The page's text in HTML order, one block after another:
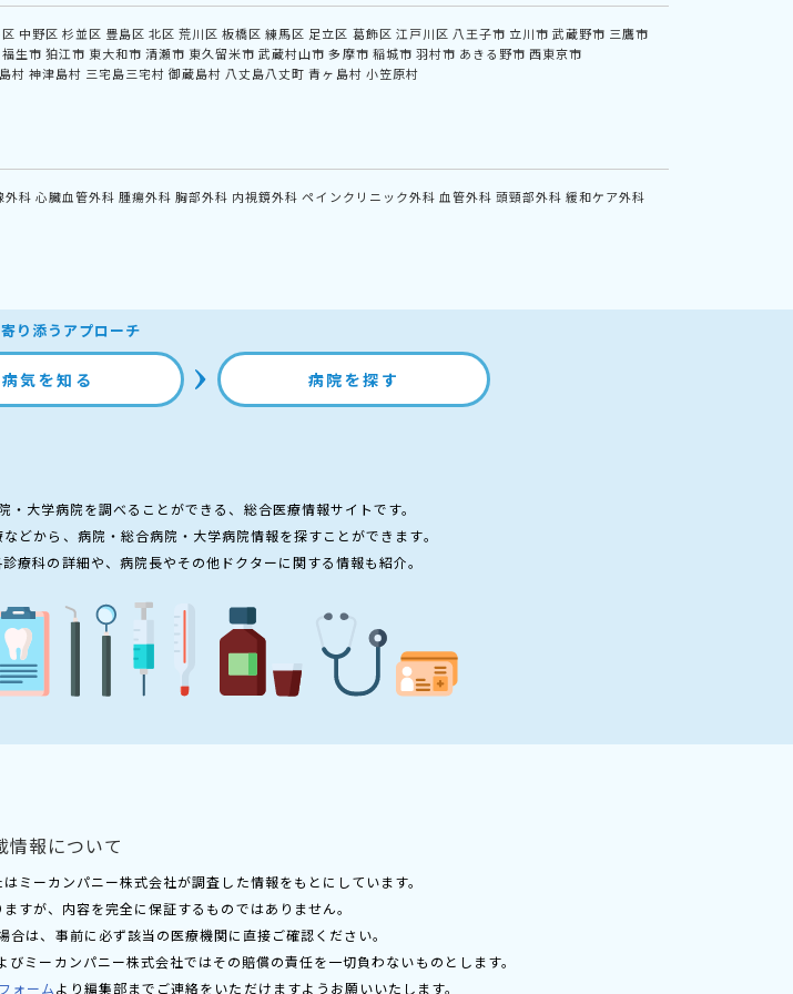
中野区 杉並区 豊島区 北区 荒川区 板橋区 練馬区 足立区 葛飾区 江戸川区 八王子市 立川市 武蔵野市 三鷹市
福生市 狛江市 東大和市 清瀬市 東久留米市 武蔵村山市 多摩市 稲城市 羽村市 あきる野市 西東京市
村 神津島村 三宅島三宅村 御蔵島村 八丈島八丈町 青ヶ島村 小笠原村
外科 心臓血管外科 腫瘍外科 胸部外科 内視鏡外科 ペインクリニック外科 血管外科 頭頸部外科 緩和ケア外科
り添うアプローチ
病気を知る 病院を探す
大学病院を調べることができる、総合医療情報サイトです。
どから、病院・総合病院・大学病院情報を探すことができます。
療科の詳細や、病院長やその他ドクターに関する情報も紹介。
情報について
ミーカンパニー株式会社が調査した情報をもとにしています。
すが、内容を完全に保証するものではありません。
は、事前に必ず該当の医療機関に直接ご確認ください。
ミーカンパニー株式会社ではその賠償の責任を一切負わないものとします。
ォームより編集部までご連絡をいただけますようお願いいたします。